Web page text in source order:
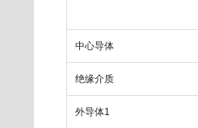
中心导体
绝缘介质
外导体1